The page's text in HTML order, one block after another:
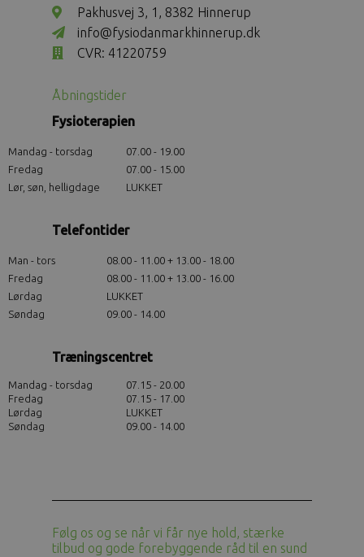
Pakhusvej 3, 1, 8382 Hinnerup
info@fysiodanmarkhinnerup.dk
CVR: 41220759
Åbningstider
Fysioterapien
Mandag - torsdag
07.00 - 19.00
Fredag
07.00 - 15.00
Lør, søn, helligdage
LUKKET
Telefontider
Man - tors
08.00 - 11.00 + 13.00 - 18.00
Fredag
08.00 - 11.00 + 13.00 - 16.00
Lørdag
LUKKET
Søndag
09.00 - 14.00
Træningscentret
Mandag - torsdag
07.15 - 20.00
Fredag
07.15 - 17.00
Lørdag
LUKKET
Søndag
09.00 - 14.00
Følg os og se når vi får nye hold, stærke
tilbud og gode forebyggende råd til en sund